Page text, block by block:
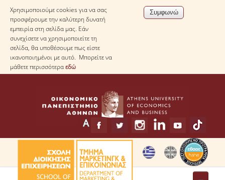
Χρησιμοποιούμε cookies για να σας
προσφέρουμε την καλύτερη δυνατή
εμπειρία στη σελίδα μας. Εάν
συνεχίσετε να χρησιμοποιείτε τη
σελίδα, θα υποθέσουμε πως είστε
ικανοποιημένοι με αυτό. Μπορείτε να
μάθετε περισσότεραεδώ